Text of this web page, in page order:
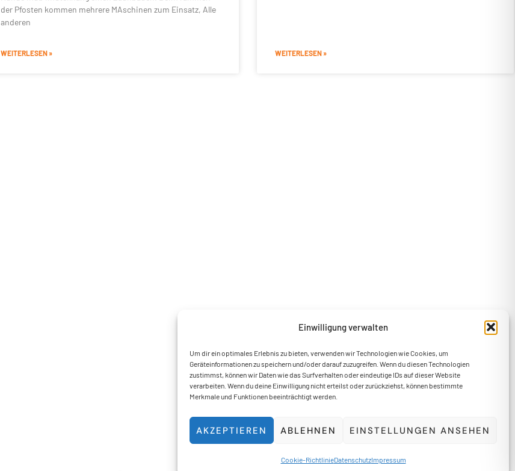
Einwilligung verwalten
Um dir ein optimales Erlebnis zu bieten, verwenden wir Technologien wie Cookies, um
Geräteinformationen zu speichern und/oder darauf zuzugreifen. Wenn du diesen Technologien
zustimmst, können wir Daten wie das Surfverhalten oder eindeutige IDs auf dieser Website
verarbeiten. Wenn du deine Einwilligung nicht erteilst oder zurückziehst, können bestimmte
Merkmale und Funktionen beeinträchtigt werden.
AKZEPTIEREN ABLEHNEN EINSTELLUNGEN ANSEHEN
Cookie-RichtlinieDatenschutzImpressum
der Pfosten kommen mehrere MAschinen zum Einsatz, Alle
anderen
WEITERLESEN » WEITERLESEN »